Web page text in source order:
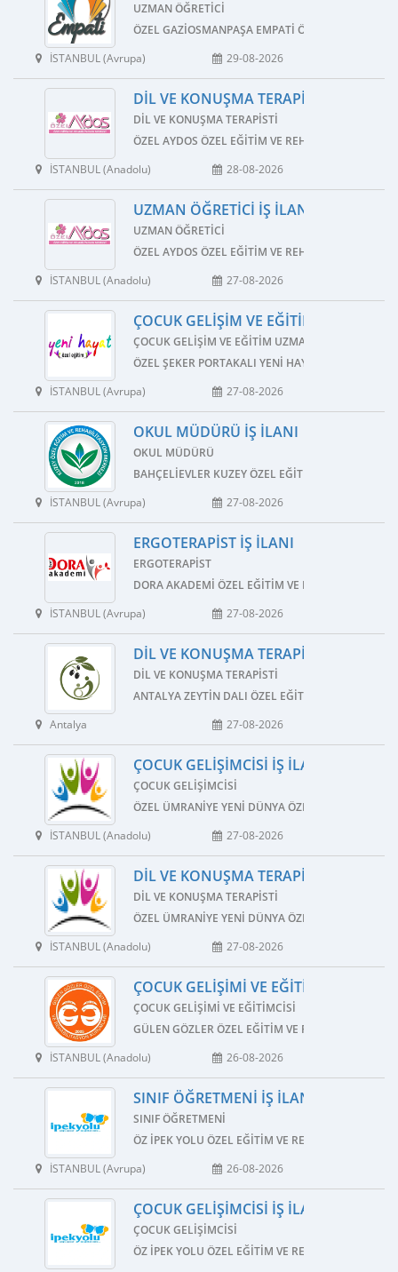
UZMAN ÖĞRETICI
ÖZEL GAZIOSMANPAŞA EMPATI ÖZEL EĞITIM VE
İSTANBUL (Avrupa)
29-08-2026
DIL VE KONUŞMA TERAPISTI İŞ İLANI
DIL VE KONUŞMA TERAPISTI
ÖZEL AYDOS ÖZEL EĞITIM VE REHABILITASYON
İSTANBUL (Anadolu)
28-08-2026
UZMAN ÖĞRETICI İŞ İLANI
UZMAN ÖĞRETICI
ÖZEL AYDOS ÖZEL EĞITIM VE REHABILITASYON
İSTANBUL (Anadolu)
27-08-2026
ÇOCUK GELIŞIM VE EĞITIM UZMANI
ÇOCUK GELIŞIM VE EĞITIM UZMANI
ÖZEL ŞEKER PORTAKALI YENI HAYAT ÖZEL EĞITIM
İSTANBUL (Avrupa)
27-08-2026
OKUL MÜDÜRÜ İŞ İLANI
OKUL MÜDÜRÜ
BAHÇELIEVLER KUZEY ÖZEL EĞITIM VE
İSTANBUL (Avrupa)
27-08-2026
ERGOTERAPIST İŞ İLANI
ERGOTERAPIST
DORA AKADEMI ÖZEL EĞITIM VE REHABILITASYON
İSTANBUL (Avrupa)
27-08-2026
DIL VE KONUŞMA TERAPISTI İŞ İLANI
DIL VE KONUŞMA TERAPISTI
ANTALYA ZEYTIN DALI ÖZEL EĞITIM VE
Antalya
27-08-2026
ÇOCUK GELIŞIMCISI İŞ İLANI
ÇOCUK GELIŞIMCISI
ÖZEL ÜMRANIYE YENI DÜNYA ÖZEL EĞITIM VE
İSTANBUL (Anadolu)
27-08-2026
DIL VE KONUŞMA TERAPISTI İŞ İLANI
DIL VE KONUŞMA TERAPISTI
ÖZEL ÜMRANIYE YENI DÜNYA ÖZEL EĞITIM VE
İSTANBUL (Anadolu)
27-08-2026
ÇOCUK GELIŞIMI VE EĞITIMCISI İŞ
ÇOCUK GELIŞIMI VE EĞITIMCISI
GÜLEN GÖZLER ÖZEL EĞITIM VE REHABILITASYON
İSTANBUL (Anadolu)
26-08-2026
SINIF ÖĞRETMENI İŞ İLANI
SINIF ÖĞRETMENI
ÖZ İPEK YOLU ÖZEL EĞITIM VE REHABILITASYON
İSTANBUL (Avrupa)
26-08-2026
ÇOCUK GELIŞIMCISI İŞ İLANI
ÇOCUK GELIŞIMCISI
ÖZ İPEK YOLU ÖZEL EĞITIM VE REHABILITASYON